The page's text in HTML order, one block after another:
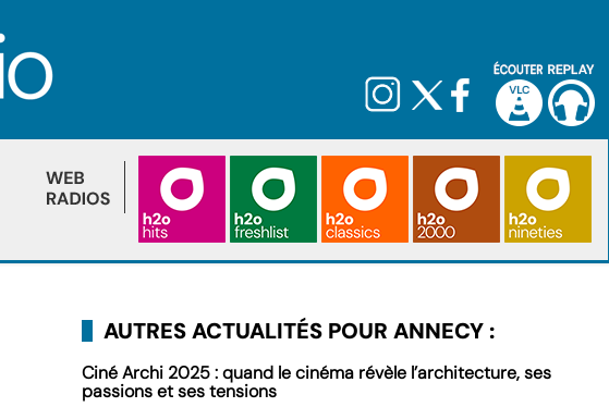
AUTRES ACTUALITÉS POUR ANNECY :
Ciné Archi 2025 : quand le cinéma révèle l’architecture, ses
passions et ses tensions